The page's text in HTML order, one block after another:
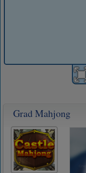
Grad Mahjong